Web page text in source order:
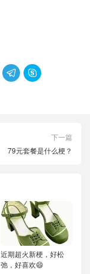
 
下一篇
79元套餐是什么梗？
近期超火新梗，好松
弛，好喜欢😄